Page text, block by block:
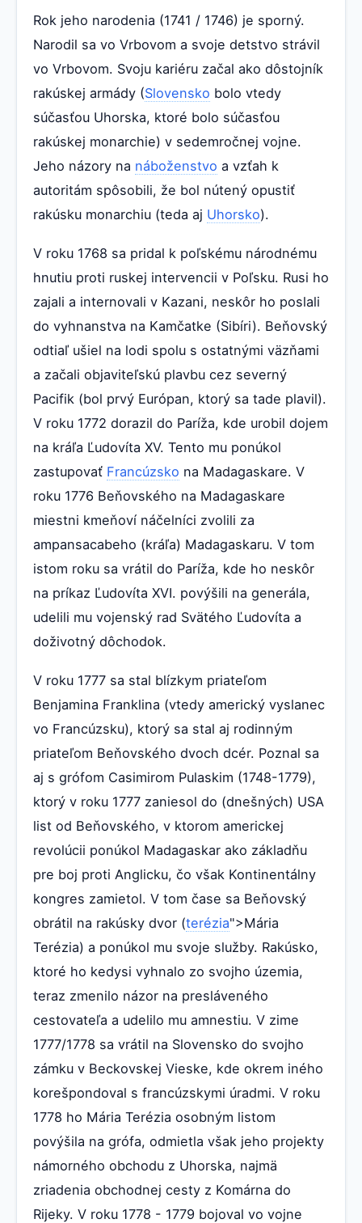
Rok jeho narodenia (1741 / 1746) je sporný.
Narodil sa vo Vrbovom a svoje detstvo strávil
vo Vrbovom. Svoju kariéru začal ako dôstojník
rakúskej armády (Slovensko bolo vtedy
súčasťou Uhorska, ktoré bolo súčasťou
rakúskej monarchie) v sedemročnej vojne.
Jeho názory na náboženstvo a vzťah k
autoritám spôsobili, že bol nútený opustiť
rakúsku monarchiu (teda aj Uhorsko).
V roku 1768 sa pridal k poľskému národnému
hnutiu proti ruskej intervencii v Poľsku. Rusi ho
zajali a internovali v Kazani, neskôr ho poslali
do vyhnanstva na Kamčatke (Sibíri). Beňovský
odtiaľ ušiel na lodi spolu s ostatnými väzňami
a začali objaviteľskú plavbu cez severný
Pacifik (bol prvý Európan, ktorý sa tade plavil).
V roku 1772 dorazil do Paríža, kde urobil dojem
na kráľa Ľudovíta XV. Tento mu ponúkol
zastupovať Francúzsko na Madagaskare. V
roku 1776 Beňovského na Madagaskare
miestni kmeňoví náčelníci zvolili za
ampansacabeho (kráľa) Madagaskaru. V tom
istom roku sa vrátil do Paríža, kde ho neskôr
na príkaz Ľudovíta XVI. povýšili na generála,
udelili mu vojenský rad Svätého Ľudovíta a
doživotný dôchodok.
V roku 1777 sa stal blízkym priateľom
Benjamina Franklina (vtedy americký vyslanec
vo Francúzsku), ktorý sa stal aj rodinným
priateľom Beňovského dvoch dcér. Poznal sa
aj s grófom Casimirom Pulaskim (1748-1779),
ktorý v roku 1777 zaniesol do (dnešných) USA
list od Beňovského, v ktorom americkej
revolúcii ponúkol Madagaskar ako základňu
pre boj proti Anglicku, čo však Kontinentálny
kongres zamietol. V tom čase sa Beňovský
obrátil na rakúsky dvor (terézia">Mária
Terézia) a ponúkol mu svoje služby. Rakúsko,
ktoré ho kedysi vyhnalo zo svojho územia,
teraz zmenilo názor na presláveného
cestovateľa a udelilo mu amnestiu. V zime
1777/1778 sa vrátil na Slovensko do svojho
zámku v Beckovskej Vieske, kde okrem iného
korešpondoval s francúzskymi úradmi. V roku
1778 ho Mária Terézia osobným listom
povýšila na grófa, odmietla však jeho projekty
námorného obchodu z Uhorska, najmä
zriadenia obchodnej cesty z Komárna do
Rijeky. V roku 1778 - 1779 bojoval vo vojne